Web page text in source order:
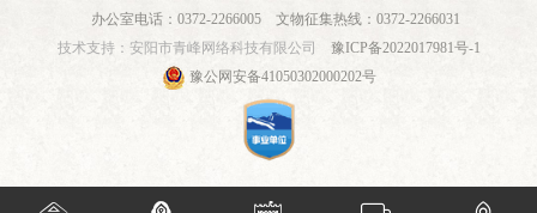
办公室电话：0372-2266005 文物征集热线：0372-2266031
技术支持： 安阳市青峰网络科技有限公司
豫ICP备2022017981号-1
豫公网安备41050302000202号